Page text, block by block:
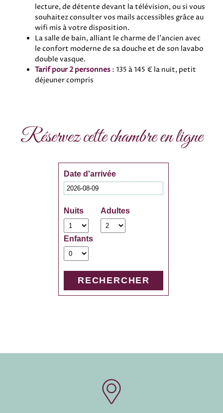
lecture, de détente devant la télévision, ou si vous
souhaitez consulter vos mails accessibles grâce au
wifi mis à votre disposition.
La salle de bain, alliant le charme de l’ancien avec
le confort moderne de sa douche et de son lavabo
double vasque.
Tarif pour 2 personnes : 135 à 145 € la nuit, petit
déjeuner compris
Réservez cette chambre en ligne
Date d'arrivée
Nuits Adultes
Enfants